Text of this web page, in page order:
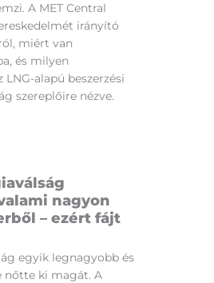
A MET Central
irányító
miért van
és milyen
alapú beszerzési
szereplőire nézve.
nagyon
– ezért fájt
egyik legnagyobb és
nőtte ki magát. A